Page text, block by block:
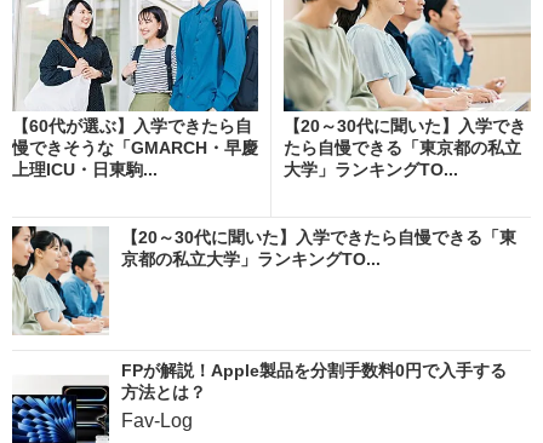
【60代が選ぶ】入学できたら自
慢できそうな「GMARCH・早慶
上理ICU・日東駒...
【20～30代に聞いた】入学でき
たら自慢できる「東京都の私立
大学」ランキングTO...
【20～30代に聞いた】入学できたら自慢できる「東
京都の私立大学」ランキングTO...
FPが解説！Apple製品を分割手数料0円で入手する
方法とは？
Fav-Log